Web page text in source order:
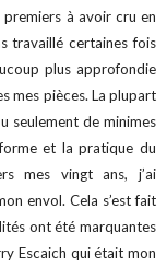
premiers à avoir cru en
travaillé certaines fois
plus approfondie
mes pièces. La plupart
seulement de minimes
et la pratique du
mes vingt ans, j’ai
envol. Cela s’est fait
ont été marquantes
Escaich qui était mon